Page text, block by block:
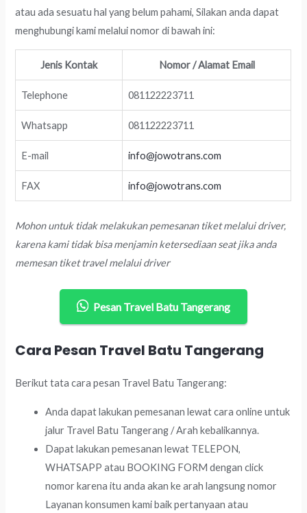
atau ada sesuatu hal yang belum pahami, Silakan anda dapat
menghubungi kami melalui nomor di bawah ini:
Jenis Kontak Nomor / Alamat Email
Telephone 081122223711
Whatsapp 081122223711
E-mail info@jowotrans.com
FAX info@jowotrans.com
Mohon untuk tidak melakukan pemesanan tiket melalui driver,
karena kami tidak bisa menjamin ketersediaan seat jika anda
memesan tiket travel melalui driver
Pesan Travel Batu Tangerang
Cara Pesan Travel Batu Tangerang
Berikut tata cara pesan Travel Batu Tangerang:
Anda dapat lakukan pemesanan lewat cara online untuk
jalur Travel Batu Tangerang / Arah kebalikannya.
Dapat lakukan pemesanan lewat TELEPON,
WHATSAPP atau BOOKING FORM dengan click
nomor karena itu anda akan ke arah langsung nomor
Layanan konsumen kami baik pertanyaan atau